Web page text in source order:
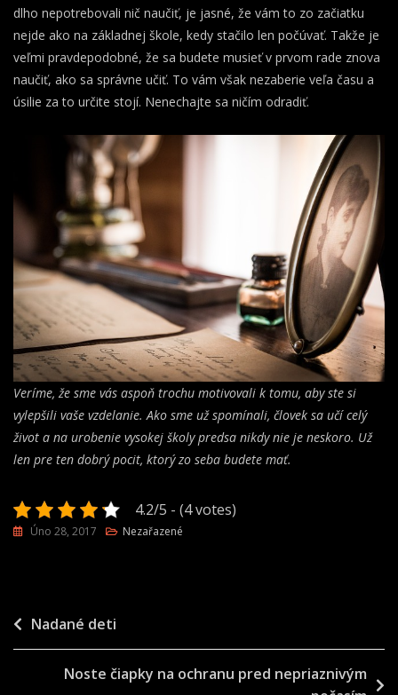
dlho nepotrebovali nič naučiť, je jasné, že vám to zo začiatku
nejde ako na základnej škole, kedy stačilo len počúvať. Takže je
veľmi pravdepodobné, že sa budete musieť v prvom rade znova
naučiť, ako sa správne učiť. To vám však nezaberie veľa času a
úsilie za to určite stojí. Nenechajte sa ničím odradiť.
Veríme, že sme vás aspoň trochu motivovali k tomu, aby ste si
vylepšili vaše vzdelanie. Ako sme už spomínali, človek sa učí celý
život a na urobenie vysokej školy predsa nikdy nie je neskoro. Už
len pre ten dobrý pocit, ktorý zo seba budete mať.
4.2/5 - (4 votes)
Úno 28, 2017 Nezařazené
Navigace
pro
příspěvek
Nadané deti
Noste čiapky na ochranu pred nepriaznivým